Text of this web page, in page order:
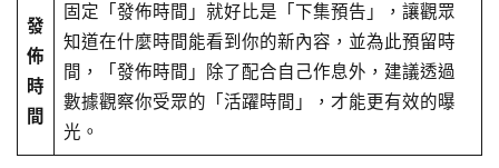
發
佈
時
間
固定「發佈時間」就好比是「下集預告」，讓觀眾
知道在什麼時間能看到你的新內容，並為此預留時
間，「發佈時間」除了配合自己作息外，建議透過
數據觀察你受眾的「活躍時間」，才能更有效的曝
光。